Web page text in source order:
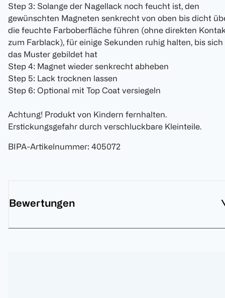
Step 3: Solange der Nagellack noch feucht ist, den
gewünschten Magneten senkrecht von oben bis dicht
die feuchte Farboberfläche führen (ohne direkten
zum Farblack), für einige Sekunden ruhig halten, bis sich
das Muster gebildet hat
Step 4: Magnet wieder senkrecht abheben
Step 5: Lack trocknen lassen
Step 6: Optional mit Top Coat versiegeln
Achtung! Produkt von Kindern fernhalten.
Erstickungsgefahr durch verschluckbare Kleinteile.
BIPA-Artikelnummer: 405072
Bewertungen